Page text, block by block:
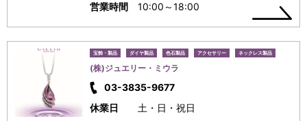
営業時間
10:00～18:00
宝飾・製品 ダイヤ製品 色石製品 アクセサリー ネックレス製品
(株)ジュエリー・ミウラ
03-3835-9677
休業日
土・日・祝日